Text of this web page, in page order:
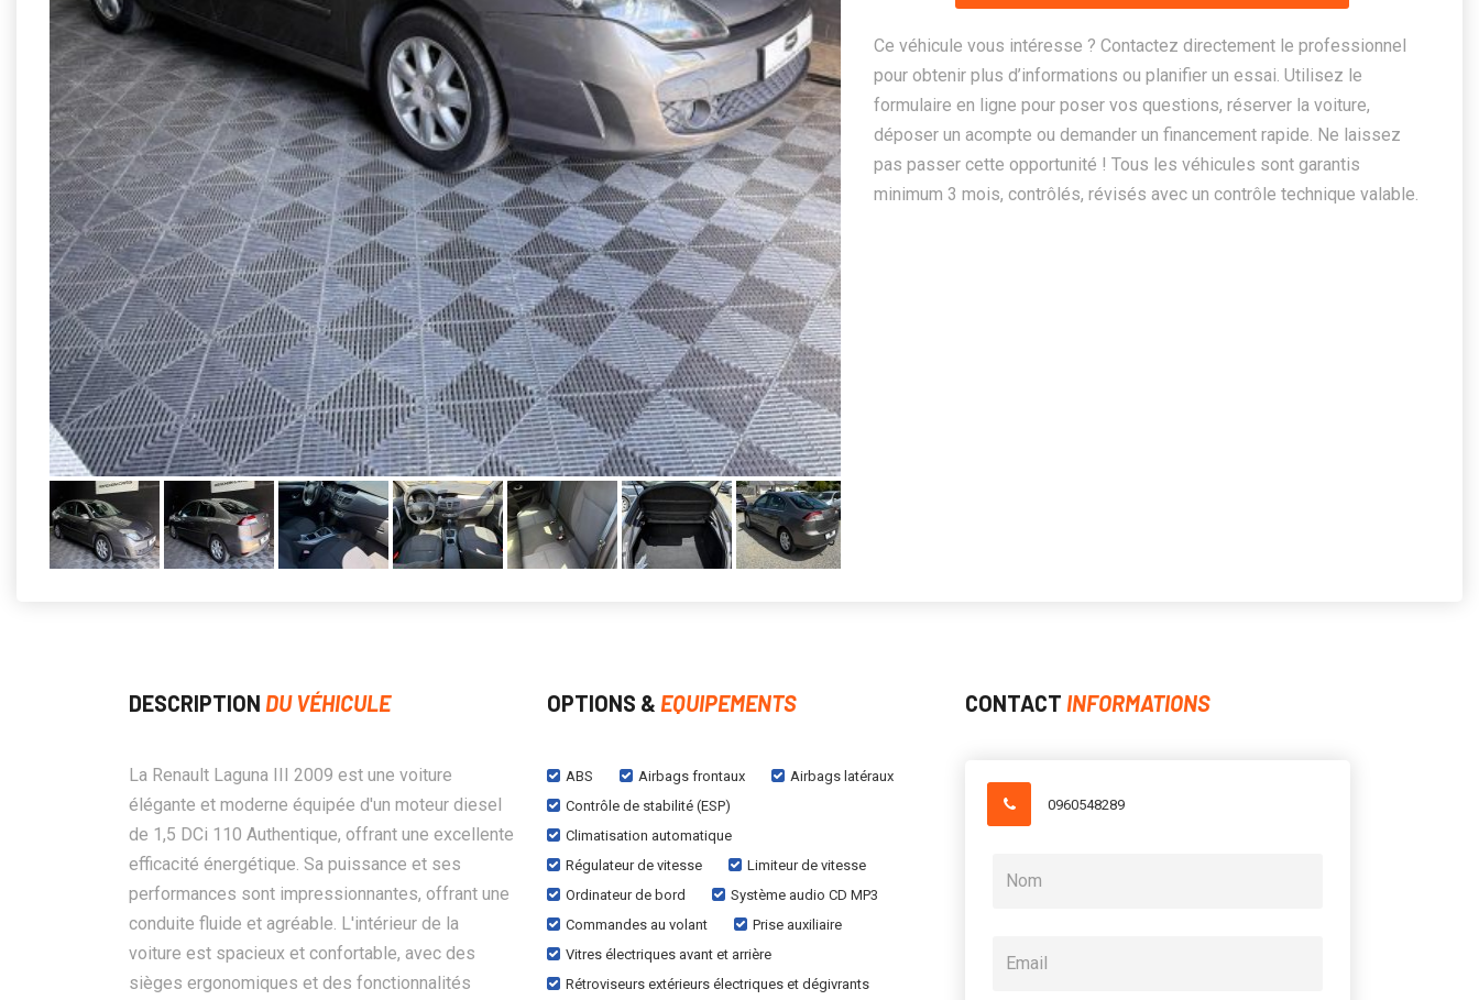
Ce véhicule vous intéresse ? Contactez directement le professionnel
pour obtenir plus d’informations ou planifier un essai. Utilisez le
formulaire en ligne pour poser vos questions, réserver la voiture,
déposer un acompte ou demander un financement rapide. Ne laissez
pas passer cette opportunité ! Tous les véhicules sont garantis
minimum 3 mois, contrôlés, révisés avec un contrôle technique valable.
DESCRIPTION DU VÉHICULE
La Renault Laguna III 2009 est une voiture
élégante et moderne équipée d'un moteur diesel
de 1,5 DCi 110 Authentique, offrant une excellente
efficacité énergétique. Sa puissance et ses
performances sont impressionnantes, offrant une
conduite fluide et agréable. L'intérieur de la
voiture est spacieux et confortable, avec des
sièges ergonomiques et des fonctionnalités
OPTIONS & EQUIPEMENTS
ABS Airbags frontaux
Airbags latéraux
Contrôle de stabilité (ESP)
Climatisation automatique
Régulateur de vitesse
Limiteur de vitesse
Ordinateur de bord
Système audio CD MP3
Commandes au volant
Prise auxiliaire
Vitres électriques avant et arrière
Rétroviseurs extérieurs électriques et dégivrants
CONTACT INFORMATIONS
0960548289